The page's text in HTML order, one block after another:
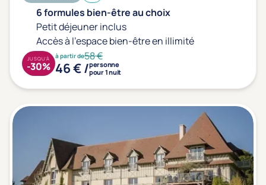
6 formules bien-être au choix
Petit déjeuner inclus
Accès à l'espace bien-être en illimité
à partir de58 €
46 € /personne
pour 1 nuit
JUSQU'À
-30%